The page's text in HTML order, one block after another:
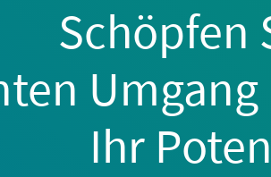
Schöpfen
Ihr